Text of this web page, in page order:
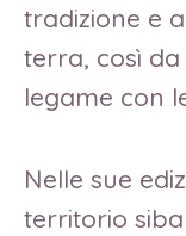
tradizione e
terra, così
legame con
Nelle sue
territorio